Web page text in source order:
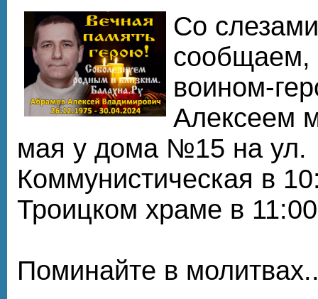
Со
сообщаем,
воином-
Алексеем
мая у дома №15 на ул.
Коммунистическая в
Троицком храме в 11:00
Поминайте в